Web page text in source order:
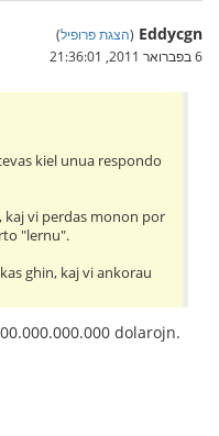
Eddycgn
(הצגת פרופיל)
6 בפברואר 2011, 21:36:01
kiel unua respondo
kaj vi perdas monon por
"lernu".
ghin, kaj vi ankorau
dolarojn.